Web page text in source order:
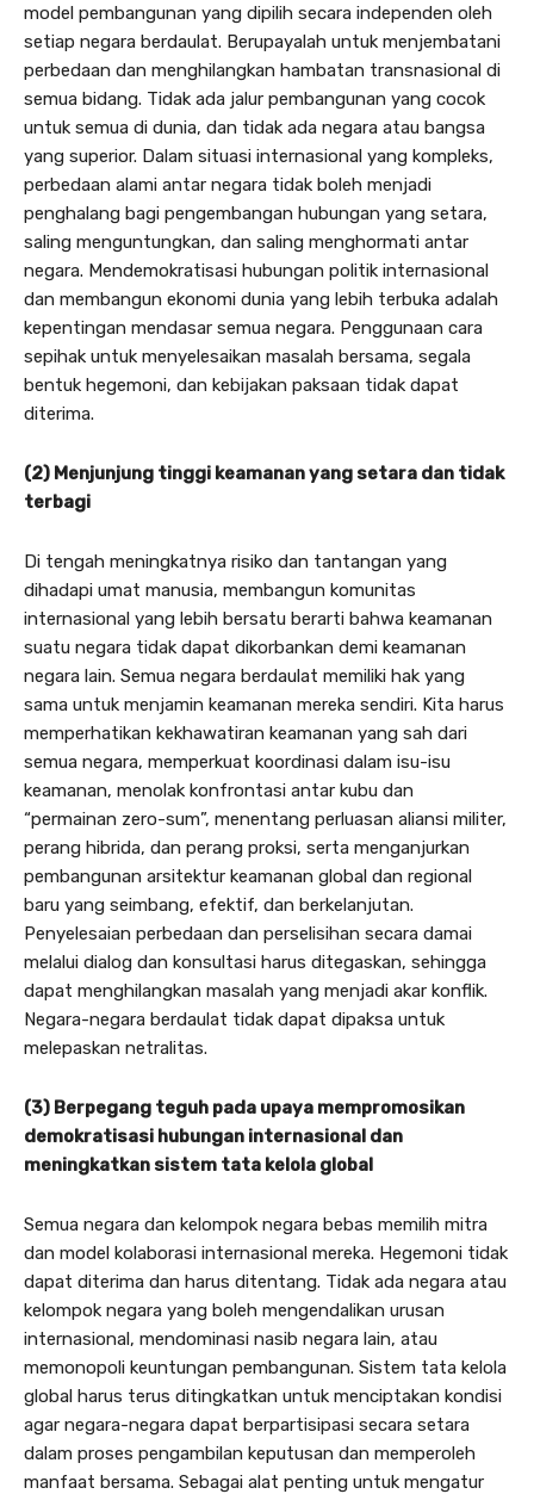
model pembangunan yang dipilih secara independen oleh
setiap negara berdaulat. Berupayalah untuk menjembatani
perbedaan dan menghilangkan hambatan transnasional di
semua bidang. Tidak ada jalur pembangunan yang cocok
untuk semua di dunia, dan tidak ada negara atau bangsa
yang superior. Dalam situasi internasional yang kompleks,
perbedaan alami antar negara tidak boleh menjadi
penghalang bagi pengembangan hubungan yang setara,
saling menguntungkan, dan saling menghormati antar
negara. Mendemokratisasi hubungan politik internasional
dan membangun ekonomi dunia yang lebih terbuka adalah
kepentingan mendasar semua negara. Penggunaan cara
sepihak untuk menyelesaikan masalah bersama, segala
bentuk hegemoni, dan kebijakan paksaan tidak dapat
diterima.
(2) Menjunjung tinggi keamanan yang setara dan tidak
terbagi
Di tengah meningkatnya risiko dan tantangan yang
dihadapi umat manusia, membangun komunitas
internasional yang lebih bersatu berarti bahwa keamanan
suatu negara tidak dapat dikorbankan demi keamanan
negara lain. Semua negara berdaulat memiliki hak yang
sama untuk menjamin keamanan mereka sendiri. Kita harus
memperhatikan kekhawatiran keamanan yang sah dari
semua negara, memperkuat koordinasi dalam isu-isu
keamanan, menolak konfrontasi antar kubu dan
“permainan zero-sum”, menentang perluasan aliansi militer,
perang hibrida, dan perang proksi, serta menganjurkan
pembangunan arsitektur keamanan global dan regional
baru yang seimbang, efektif, dan berkelanjutan.
Penyelesaian perbedaan dan perselisihan secara damai
melalui dialog dan konsultasi harus ditegaskan, sehingga
dapat menghilangkan masalah yang menjadi akar konflik.
Negara-negara berdaulat tidak dapat dipaksa untuk
melepaskan netralitas.
(3) Berpegang teguh pada upaya mempromosikan
demokratisasi hubungan internasional dan
meningkatkan sistem tata kelola global
Semua negara dan kelompok negara bebas memilih mitra
dan model kolaborasi internasional mereka. Hegemoni tidak
dapat diterima dan harus ditentang. Tidak ada negara atau
kelompok negara yang boleh mengendalikan urusan
internasional, mendominasi nasib negara lain, atau
memonopoli keuntungan pembangunan. Sistem tata kelola
global harus terus ditingkatkan untuk menciptakan kondisi
agar negara-negara dapat berpartisipasi secara setara
dalam proses pengambilan keputusan dan memperoleh
manfaat bersama. Sebagai alat penting untuk mengatur